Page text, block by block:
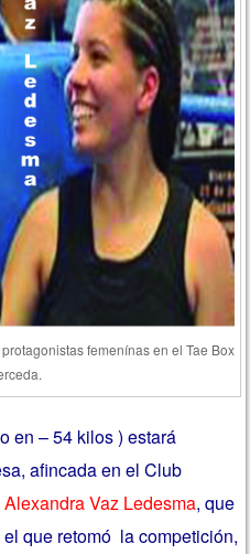
femenínas en el Tae Box
en – 54 kilos ) estará
afincada en el Club
Alexandra Vaz Ledesma, que
que retomó la competición,